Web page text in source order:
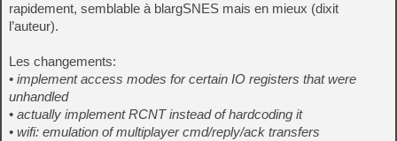
rapidement, semblable à blargSNES mais en mieux (dixit
l’auteur).
Les changements:
• implement access modes for certain IO registers that were
unhandled
• actually implement RCNT instead of hardcoding it
• wifi: emulation of multiplayer cmd/reply/ack transfers